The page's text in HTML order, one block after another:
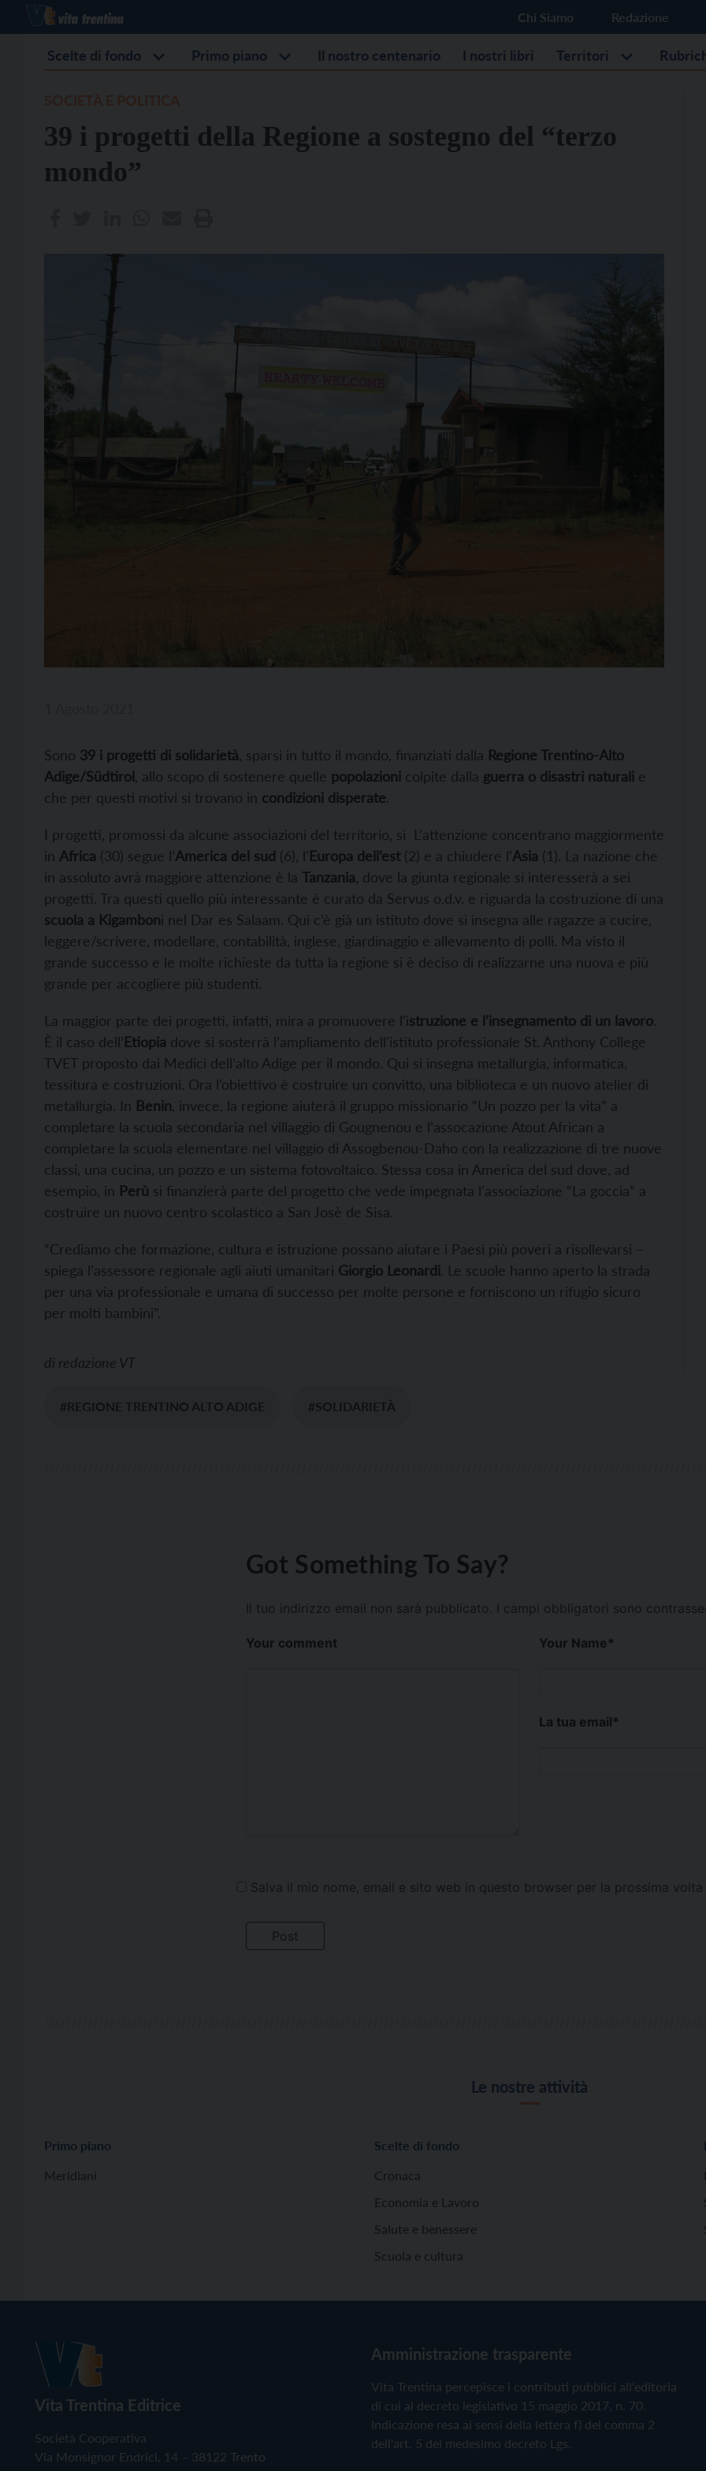
Chi Siamo Redazione
Scelte di fondo Primo piano Il nostro centenario I nostri libri Territori
39 i progetti della Regione a sostegno del “terzo
mondo”
Sono 39 i progetti di solidarietà , sparsi in tutto il mondo, finanziati dalla Regione Trentino-Alto
Adige/Südtirol , allo scopo di sostenere quelle popolazioni colpite dalla guerra o disastri naturali e
che per questi motivi si trovano in condizioni disperate.
I progetti, promossi da alcune associazioni del territorio, si L’attenzione concentrano maggiormente
in Africa (30) segue l’America del sud (6), l’Europa dell’est(2) e a chiudere l’Asia (1). La nazione che
in assoluto avrà maggiore attenzione è la Tanzania , dove la giunta regionale si interesserà a sei
progetti. Tra questi quello più interessante è curato da Servus o.d.v. e riguarda la costruzione di una
scuola a Kigamboni nel Dar es Salaam. Qui c’è già un istituto dove si insegna alle ragazze a cucire,
leggere/scrivere, modellare, contabilità, inglese, giardinaggio e allevamento di polli. Ma visto il
grande successo e le molte richieste da tutta la regione si è deciso di realizzarne una nuova e più
grande per accogliere più studenti.
La maggior parte dei progetti, infatti, mira a promuovere l’istruzione e l’insegnamento di un lavoro.
È il caso dell’Etiopia dove si sosterrà l’ampliamento dell’istituto professionale St. Anthony College
TVET proposto dai Medici dell’alto Adige per il mondo. Qui si insegna metallurgia, informatica,
tessitura e costruzioni. Ora l’obiettivo è costruire un convitto, una biblioteca e un nuovo atelier di
metallurgia. In Benin , invece, la regione aiuterà il gruppo missionario “Un pozzo per la vita” a
completare la scuola secondaria nel villaggio di Gougnenou e l’assocazione Atout African a
completare la scuola elementare nel villaggio di Assogbenou-Daho con la realizzazione di tre nuove
classi, una cucina, un pozzo e un sistema fotovoltaico. Stessa cosa in America del sud dove, ad
esempio, in Perù si finanzierà parte del progetto che vede impegnata l’associazione “La goccia” a
costruire un nuovo centro scolastico a San Josè de Sisa.
“Crediamo che formazione, cultura e istruzione possano aiutare i Paesi più poveri a risollevarsi –
spiega l’assessore regionale agli aiuti umanitari Giorgio Leonardi. Le scuole hanno aperto la strada
per una via professionale e umana di successo per molte persone e forniscono un rifugio sicuro
per molti bambini”.
di redazione VT
#REGIONE TRENTINO ALTO ADIGE #SOLIDARIETÀ
Got Something To Say?
Il tuo indirizzo email non sarà pubblicato. I campi obbligatori sono
Your comment Your Name*
La tua email*
Salva il mio nome, email e sito web in questo browser per la prossima volta
Le nostre attività
Primo piano
Meridiani
Scelte di fondo
Cronaca
Economia e Lavoro
Salute e benessere
Scuola e cultura
Vita Trentina Editrice
Società Cooperativa
Via Monsignor Endrici, 14 – 38122 Trento
Amministrazione trasparente
Vita Trentina percepisce i contributi pubblici all'editoria
di cui al decreto legislativo 15 maggio 2017, n. 70.
Indicazione resa ai sensi della lettera f) del comma 2
dell'art. 5 del medesimo decreto Lgs.